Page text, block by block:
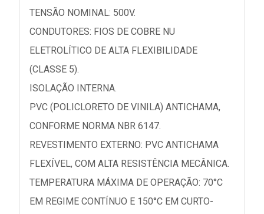
TENSÃO NOMINAL: 500V.
CONDUTORES: FIOS DE COBRE NU
ELETROLÍTICO DE ALTA FLEXIBILIDADE
(CLASSE 5).
ISOLAÇÃO INTERNA.
PVC (POLICLORETO DE VINILA) ANTICHAMA,
CONFORME NORMA NBR 6147.
REVESTIMENTO EXTERNO: PVC ANTICHAMA
FLEXÍVEL, COM ALTA RESISTÊNCIA MECÂNICA.
TEMPERATURA MÁXIMA DE OPERAÇÃO: 70°C
EM REGIME CONTÍNUO E 150°C EM CURTO-